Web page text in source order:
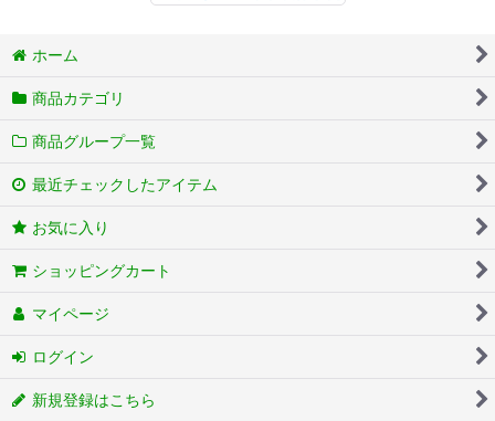
ホーム
商品カテゴリ
商品グループ一覧
最近チェックしたアイテム
お気に入り
ショッピングカート
マイページ
ログイン
新規登録はこちら